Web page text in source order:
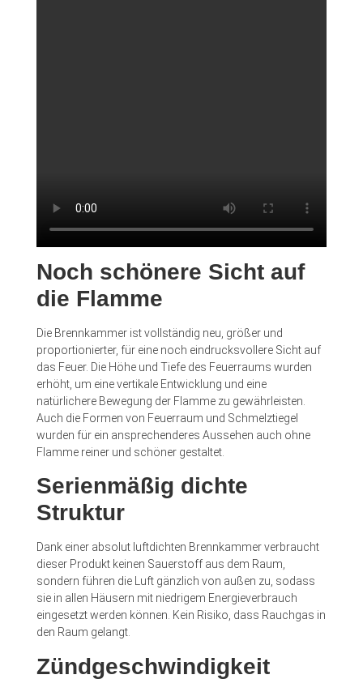
Noch schönere Sicht auf
die Flamme
Die Brennkammer ist vollständig neu, größer und
proportionierter, für eine noch eindrucksvollere Sicht auf
das Feuer. Die Höhe und Tiefe des Feuerraums wurden
erhöht, um eine vertikale Entwicklung und eine
natürlichere Bewegung der Flamme zu gewährleisten.
Auch die Formen von Feuerraum und Schmelztiegel
wurden für ein ansprechenderes Aussehen auch ohne
Flamme reiner und schöner gestaltet.
Serienmäßig dichte
Struktur
Dank einer absolut luftdichten Brennkammer verbraucht
dieser Produkt keinen Sauerstoff aus dem Raum,
sondern führen die Luft gänzlich von außen zu, sodass
sie in allen Häusern mit niedrigem Energieverbrauch
eingesetzt werden können. Kein Risiko, dass Rauchgas in
den Raum gelangt.
Zündgeschwindigkeit